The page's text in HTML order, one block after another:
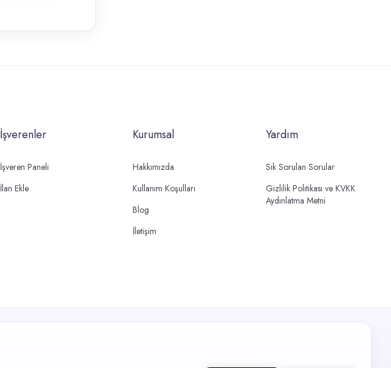
İşverenler
İşveren Paneli
İlan Ekle
Kurumsal
Hakkımızda
Kullanım Koşulları
Blog
İletişim
Yardım
Sık Sorulan Sorular
Gizlilik Politikası ve KVKK
Aydınlatma Metni